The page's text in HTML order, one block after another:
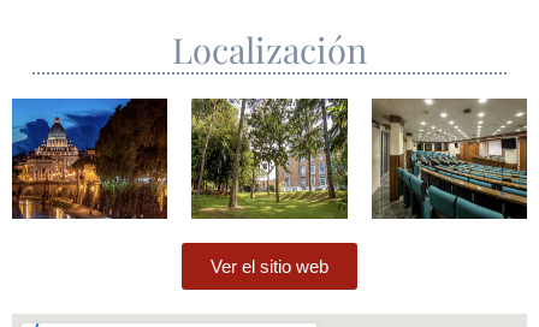
Localización
Ver el sitio web